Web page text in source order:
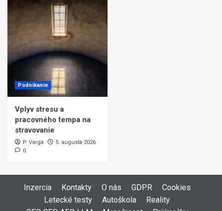
Podnikanie
Vplyv stresu a
pracovného tempa na
stravovanie
P. Varga
5. augusta 2026
0
Inzercia Kontakty O nás GDPR
Cookies
Letecké testy
Autoškola
Reality